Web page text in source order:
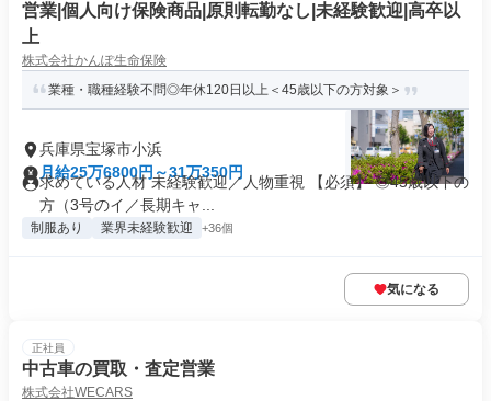
営業|個人向け保険商品|原則転勤なし|未経験歓迎|高卒以
上
株式会社かんぽ生命保険
業種・職種経験不問◎年休120日以上＜45歳以下の方対象＞
兵庫県宝塚市小浜
月給25万6800円～31万350円
求めている人材 未経験歓迎／人物重視 【必須】 ◎45歳以下の
方（3号のイ／長期キャ...
制服あり 業界未経験歓迎 +36個
気になる
正社員
中古車の買取・査定営業
株式会社WECARS